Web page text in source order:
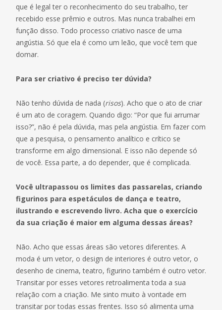
que é legal ter o reconhecimento do seu trabalho, ter
recebido esse prêmio e outros. Mas nunca trabalhei em
função disso. Todo processo criativo nasce de uma
angústia. Só que ela é como um leão, que você tem que
domar.
Para ser criativo é preciso ter dúvida?
Não tenho dúvida de nada (risos). Acho que o ato de criar
é um ato de coragem. Quando digo: “Por que fui arrumar
isso?”, não é pela dúvida, mas pela angústia. Em fazer com
que a pesquisa, o pensamento analítico e crítico se
transforme em algo dimensional. E isso não depende só
de você. Essa parte, a do depender, que é complicada.
Você ultrapassou os limites das passarelas, criando
figurinos para espetáculos de dança e teatro,
ilustrando e escrevendo livro. Acha que o exercício
da sua criação é maior em alguma dessas áreas?
Não. Acho que essas áreas são vetores diferentes. A
moda é um vetor, o design de interiores é outro vetor, o
desenho de cinema, teatro, figurino também é outro vetor.
Transitar por esses vetores retroalimenta toda a sua
relação com a criação. Me sinto muito à vontade em
transitar por todas essas frentes. Isso só alimenta uma